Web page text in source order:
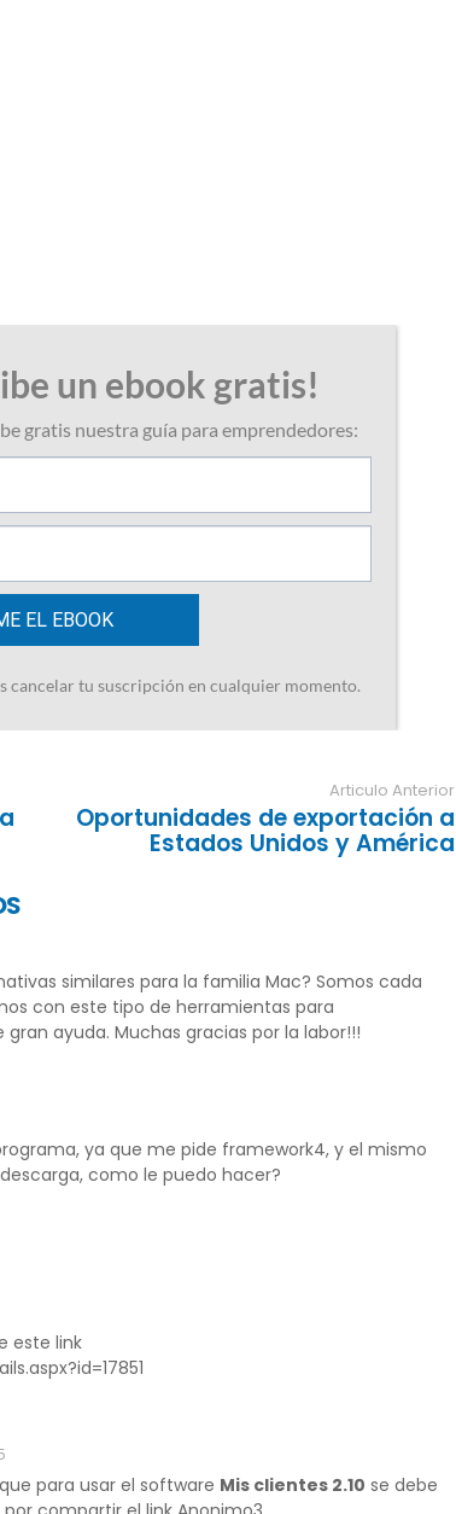
Articulo Anterior
Oportunidades de exportación a
Estados Unidos y América
similares para la familia Mac? Somos cada
con este tipo de herramientas para
ayuda. Muchas gracias por la labor!!!
ya que me pide framework4, y el mismo
como le puedo hacer?
este link
para usar el software Mis clientes 2.10 se debe